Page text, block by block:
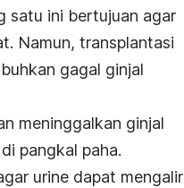
satu ini bertujuan agar
Namun, transplantasi
gagal ginjal
meninggalkan ginjal
pangkal paha.
urine dapat mengalir